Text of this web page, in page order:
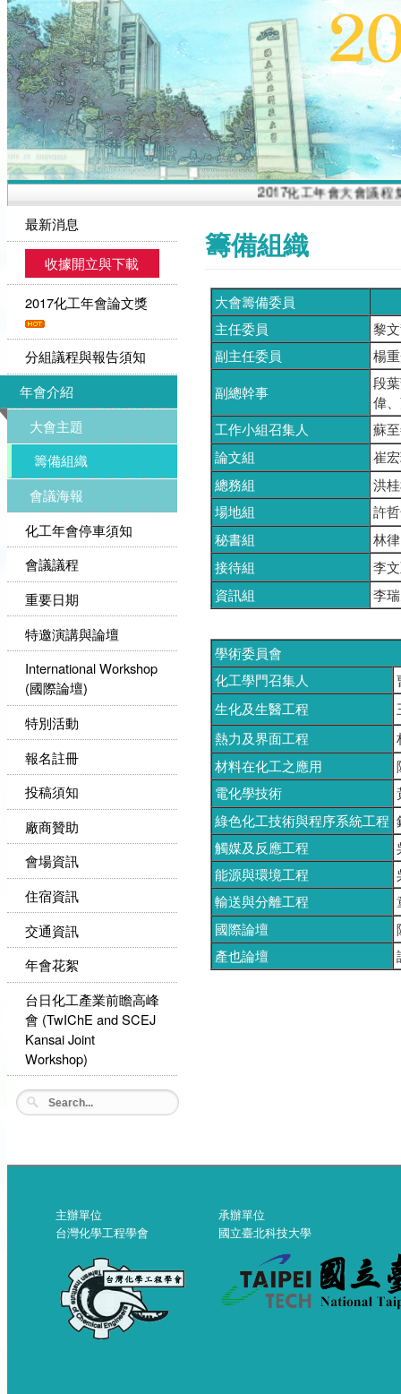
2017化工年會大會議程
最新消息
收據開立與下載
2017化工年會論文獎
分組議程與報告須知
年會介紹
大會主題
籌備組織
會議海報
化工年會停車須知
會議議程
重要日期
特邀演講與論壇
International Workshop
(國際論壇)
特別活動
報名註冊
投稿須知
廠商贊助
會場資訊
住宿資訊
交通資訊
年會花絮
台日化工產業前瞻高峰
會 (TwIChE and SCEJ
Kansai Joint
Workshop)
籌備組織
大會籌備委員
主任委員
黎
副主任委員
楊
副總幹事
段
偉
工作小組召集人
蘇
論文組
崔
總務組
洪
場地組
許
秘書組
林
接待組
李
資訊組
李
學術委員會
化工學門召集人
生化及生醫工程
熱力及界面工程
材料在化工之應用
電化學技術
綠色化工技術與程序系統工程
觸媒及反應工程
能源與環境工程
輸送與分離工程
國際論壇
產也論壇
主辦單位
台灣化學工程學會
承辦單位
國立臺北科技大學